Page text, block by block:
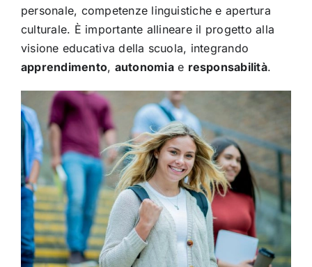
personale, competenze linguistiche e apertura
culturale. È importante allineare il progetto alla
visione educativa della scuola, integrando
apprendimento, autonomiae responsabilità.